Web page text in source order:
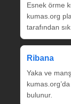
Esnek örme
kumas.org
tarafından sık
Ribana
Yaka ve
kumas.org’da
bulunur.